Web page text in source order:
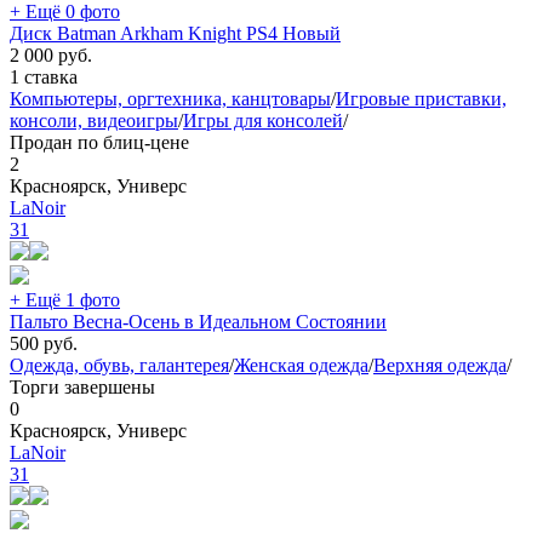
+ Ещё 0 фото
Диск Batman Arkham Knight PS4 Новый
2 000 руб.
1 ставка
Компьютеры, оргтехника, канцтовары/Игровые приставки,
консоли, видеоигры/Игры для консолей/
Продан по блиц-цене
2
Красноярск, Универс
LaNoir
31
+ Ещё 1 фото
Пальто Весна-Осень в Идеальном Состоянии
500 руб.
Одежда, обувь, галантерея/Женская одежда/Верхняя одежда/
Торги завершены
0
Красноярск, Универс
LaNoir
31